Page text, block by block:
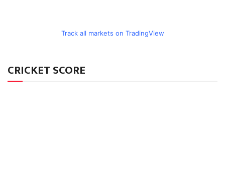
Track all markets on TradingView
CRICKET SCORE